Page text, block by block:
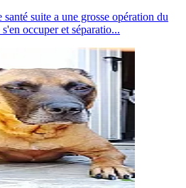
suite a une grosse opération du
occuper et séparatio...